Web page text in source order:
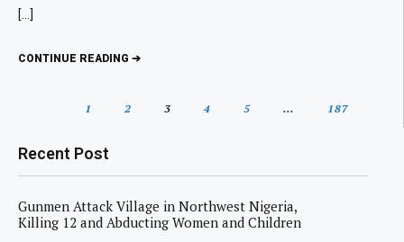
[…]
CONTINUE READING ➔
1 2 3 4 5 … 187
Recent Post
Gunmen Attack Village in Northwest Nigeria,
Killing 12 and Abducting Women and Children